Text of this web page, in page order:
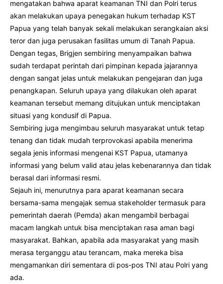
mengatakan bahwa aparat keamanan TNI dan Polri terus
akan melakukan upaya penegakan hukum terhadap KST
Papua yang telah banyak sekali melakukan serangkaian aksi
teror dan juga perusakan fasilitas umum di Tanah Papua.
Dengan tegas, Brigjen sembiring menyampaikan bahwa
sudah terdapat perintah dari pimpinan kepada jajarannya
dengan sangat jelas untuk melakukan pengejaran dan juga
penangkapan. Seluruh upaya yang dilakukan oleh aparat
keamanan tersebut memang ditujukan untuk menciptakan
situasi yang kondusif di Papua.
Sembiring juga mengimbau seluruh masyarakat untuk tetap
tenang dan tidak mudah terprovokasi apabila menerima
segala jenis informasi mengenai KST Papua, utamanya
informasi yang belum valid atau jelas kebenarannya dan tidak
berasal dari informasi resmi.
Sejauh ini, menurutnya para aparat keamanan secara
bersama-sama mengajak semua stakeholder termasuk para
pemerintah daerah (Pemda) akan mengambil berbagai
macam langkah untuk bisa menciptakan rasa aman bagi
masyarakat. Bahkan, apabila ada masyarakat yang masih
merasa terganggu atau terancam, maka mereka bisa
mengamankan diri sementara di pos-pos TNI atau Polri yang
ada.